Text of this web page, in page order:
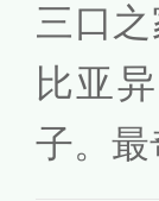
三口
比亚
子。